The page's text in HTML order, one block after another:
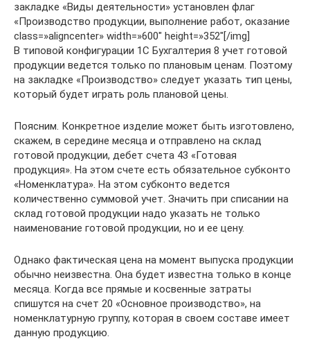
закладке «Виды деятельности» установлен флаг
«Производство продукции, выполнение работ, оказание
class=»aligncenter» width=»600″ height=»352″[/img]
В типовой конфигурации 1С Бухгалтерия 8 учет готовой
продукции ведется только по плановым ценам. Поэтому
на закладке «Производство» следует указать тип цены,
который будет играть роль плановой цены.
Поясним. Конкретное изделие может быть изготовлено,
скажем, в середине месяца и отправлено на склад
готовой продукции, дебет счета 43 «Готовая
продукция». На этом счете есть обязательное субконто
«Номенклатура». На этом субконто ведется
количественно суммовой учет. Значить при списании на
склад готовой продукции надо указать не только
наименование готовой продукции, но и ее цену.
Однако фактическая цена на момент выпуска продукции
обычно неизвестна. Она будет известна только в конце
месяца. Когда все прямые и косвенные затраты
спишутся на счет 20 «Основное производство», на
номенклатурную группу, которая в своем составе имеет
данную продукцию.